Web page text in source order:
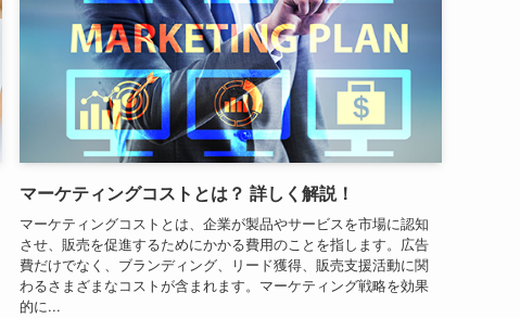
マーケティングコストとは？ 詳しく解説！
マーケティングコストとは、企業が製品やサービスを市場に認知
させ、販売を促進するためにかかる費用のことを指します。広告
費だけでなく、ブランディング、リード獲得、販売支援活動に関
わるさまざまなコストが含まれます。マーケティング戦略を効果
的に...